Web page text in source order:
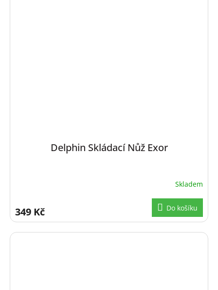
Delphin Skládací Nůž Exor
Skladem
349 Kč Do košíku